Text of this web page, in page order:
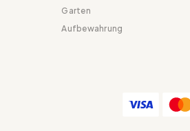
Garten
Aufbewahrung